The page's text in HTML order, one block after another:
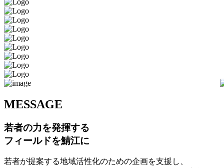
MESSAGE
若者の力を発揮する
フィールドを鯖江に
若者が提案する地域活性化のための企画を支援し、